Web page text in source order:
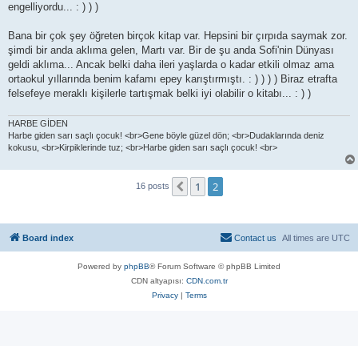
engelliyordu... : ) ) )
Bana bir çok şey öğreten birçok kitap var. Hepsini bir çırpıda saymak zor.
şimdi bir anda aklıma gelen, Martı var. Bir de şu anda Sofi'nin Dünyası
geldi aklıma... Ancak belki daha ileri yaşlarda o kadar etkili olmaz ama
ortaokul yıllarında benim kafamı epey karıştırmıştı. : ) ) ) ) Biraz etrafta
felsefeye meraklı kişilerle tartışmak belki iyi olabilir o kitabı... : ) )
HARBE GİDEN
Harbe giden sarı saçlı çocuk! <br>Gene böyle güzel dön; <br>Dudaklarında deniz
kokusu, <br>Kirpiklerinde tuz; <br>Harbe giden sarı saçlı çocuk! <br>
16 posts Previous
1 2
Board index All times are UTC
Contact us
Powered by phpBB® Forum Software © phpBB Limited
CDN altyapısı: CDN.com.tr
Privacy| Terms